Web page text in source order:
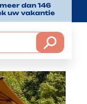
dan 146
uw vakantie